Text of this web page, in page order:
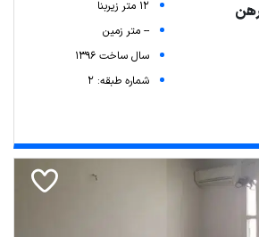
12 متر زیربنا
-- متر زمین
سال ساخت 1396
شماره طبقه: 2